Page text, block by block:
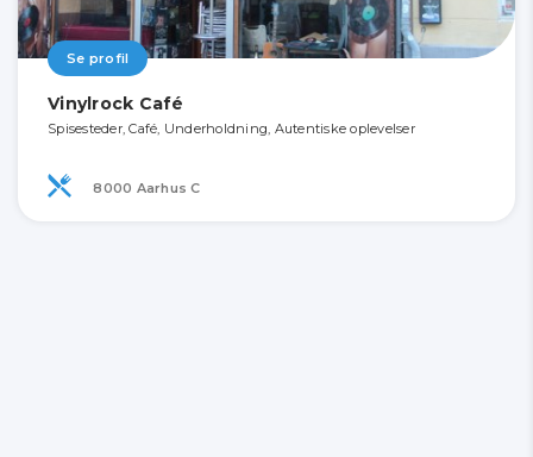
Se profil
Vinylrock Café
Spisesteder, Café, Underholdning, Autentiske oplevelser
8000 Aarhus C